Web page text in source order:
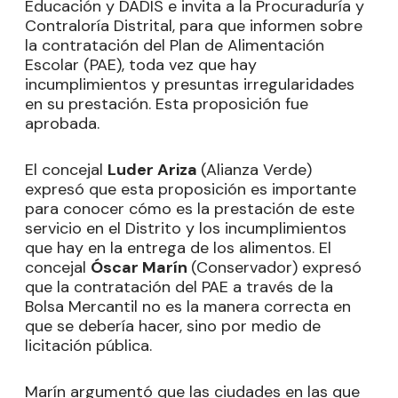
Educación y DADIS e invita a la Procuraduría y
Contraloría Distrital, para que informen sobre
la contratación del Plan de Alimentación
Escolar (PAE), toda vez que hay
incumplimientos y presuntas irregularidades
en su prestación. Esta proposición fue
aprobada.
El concejal Luder Ariza (Alianza Verde)
expresó que esta proposición es importante
para conocer cómo es la prestación de este
servicio en el Distrito y los incumplimientos
que hay en la entrega de los alimentos. El
concejal Óscar Marín (Conservador) expresó
que la contratación del PAE a través de la
Bolsa Mercantil no es la manera correcta en
que se debería hacer, sino por medio de
licitación pública.
Marín argumentó que las ciudades en las que